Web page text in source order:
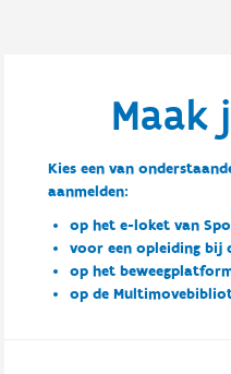
Maak
Kies een van
aanmelden:
op het e-loket van
voor een opleiding bij
op het
op de